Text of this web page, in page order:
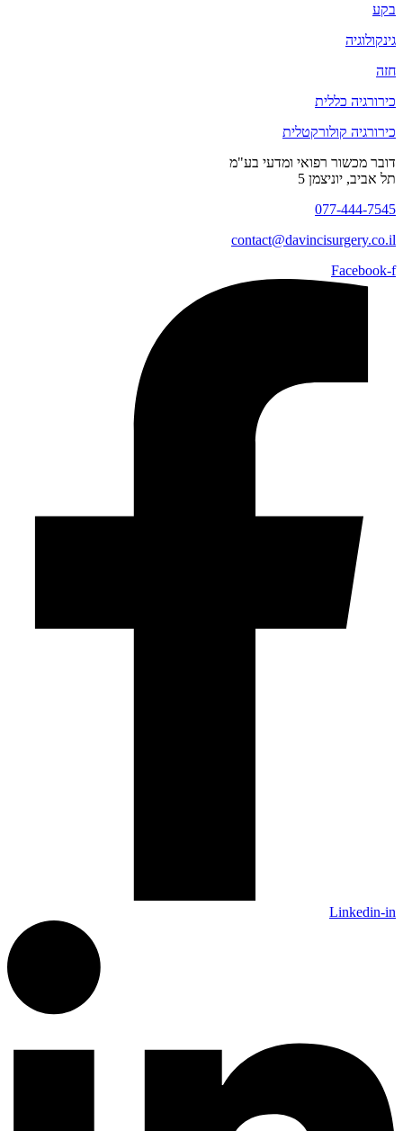
בקע
גינקולוגיה
חזה
כירורגיה כללית
כירורגיה קולורקטלית
דובר מכשור רפואי ומדעי בע"מ
תל אביב, יוניצמן 5
077-444-7545
contact@davincisurgery.co.il
Facebook-f
Linkedin-in